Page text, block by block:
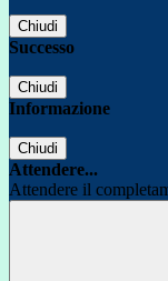
Chiudi
Successo
Chiudi
Informazione
Chiudi
Attendere...
Attendere il